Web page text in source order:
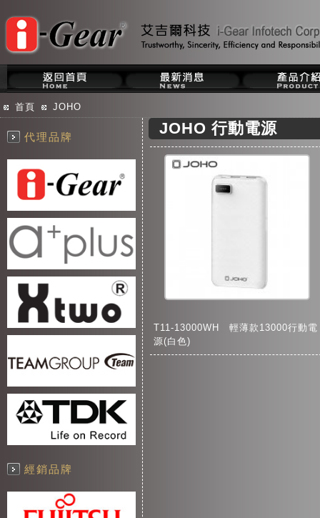
首頁 JOHO
代理品牌
經銷品牌
JOHO 行動電源
T11-13000WH 輕薄款13000行動電
源(白色)